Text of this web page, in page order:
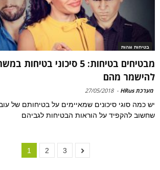
בטיחות וגהות
מבטיחים בטיחות: 5 סיכוני
להישמר מהם
מערכת HRus -
27/05/2018
יש כמה סוגי סיכונים שמאיימים על בטיחותם של
שחשוב להקפיד על הוראות הבטיחות לגביהם
1 2 3